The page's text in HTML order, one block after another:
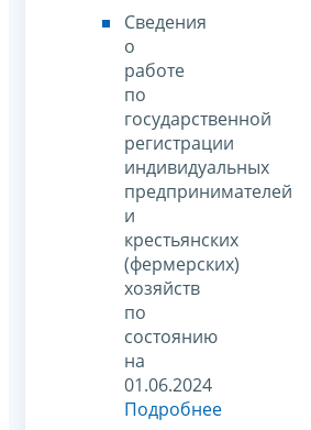
Сведения
о
работе
по
государственной
регистрации
индивидуальных
предпринимателей
и
крестьянских
(фермерских)
хозяйств
по
состоянию
на
01.06.2024
Подробнее